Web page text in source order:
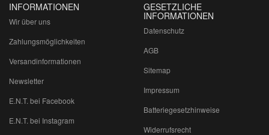
INFORMATIONEN
Wir über uns
Zahlungsmöglichkeiten
Versandinformationen
Newsletter
E.N.T. bei Facebook
E.N.T. bei Instagram
GESETZLICHE
INFORMATIONEN
Datenschutz
AGB
Sitemap
Impressum
Batteriegesetzhinweise
Widerrufsrecht